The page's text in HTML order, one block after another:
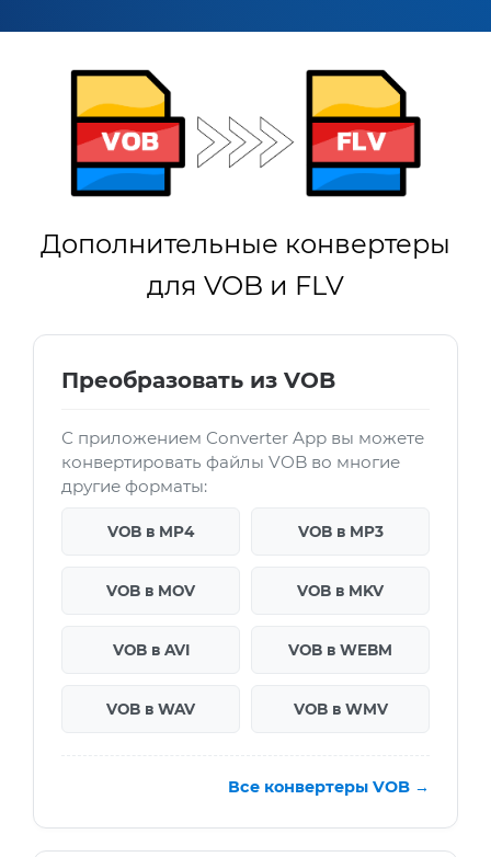
Дополнительные конвертеры
для VOB и FLV
Преобразовать из VOB
С приложением Converter App вы можете
конвертировать файлы VOB во многие
другие форматы:
VOB в MP4 VOB в MP3
VOB в MOV VOB в MKV
VOB в AVI VOB в WEBM
VOB в WAV VOB в WMV
Все конвертеры VOB →